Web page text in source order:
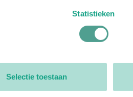
Statistieken
Selectie toestaan